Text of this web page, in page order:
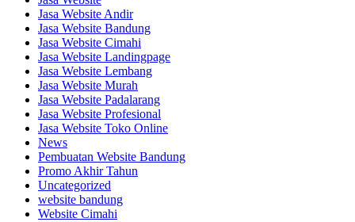
Jasa Website Andir
Jasa Website Bandung
Jasa Website Cimahi
Jasa Website Landingpage
Jasa Website Lembang
Jasa Website Murah
Jasa Website Padalarang
Jasa Website Profesional
Jasa Website Toko Online
News
Pembuatan Website Bandung
Promo Akhir Tahun
Uncategorized
website bandung
Website Cimahi